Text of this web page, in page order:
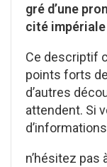
gré d’une
cité impériale
Ce descriptif
points forts
d’autres
attendent. Si
n’hésitez pas